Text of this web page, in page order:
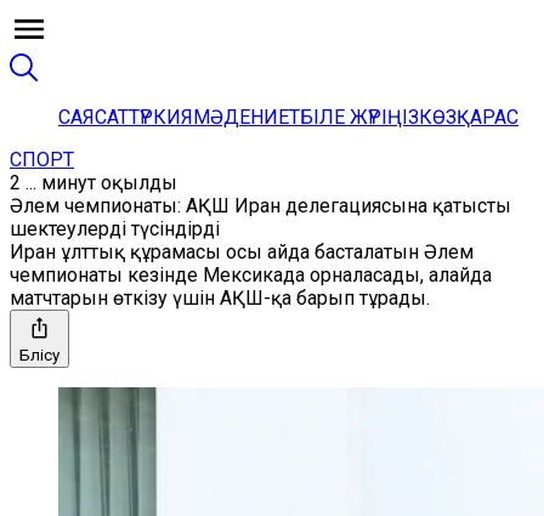
САЯСАТТҮРКИЯМӘДЕНИЕТБІЛЕ ЖҮРІҢІЗКӨЗҚАРАС
СПОРТ
2 ... минут оқылды
Әлем чемпионаты: АҚШ Иран делегациясына қатысты
шектеулерді түсіндірді
Иран ұлттық құрамасы осы айда басталатын Әлем
чемпионаты кезінде Мексикада орналасады, алайда
матчтарын өткізу үшін АҚШ-қа барып тұрады.
Бөлісу